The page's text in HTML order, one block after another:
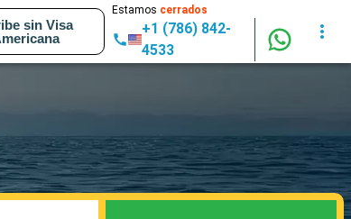
sin Visa
Estamos cerrados
+1 (786) 842-
4533